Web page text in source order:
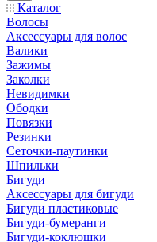
Каталог
Волосы
Аксессуары для волос
Валики
Зажимы
Заколки
Невидимки
Ободки
Повязки
Резинки
Сеточки-паутинки
Шпильки
Бигуди
Аксессуары для бигуди
Бигуди пластиковые
Бигуди-бумеранги
Бигуди-коклюшки